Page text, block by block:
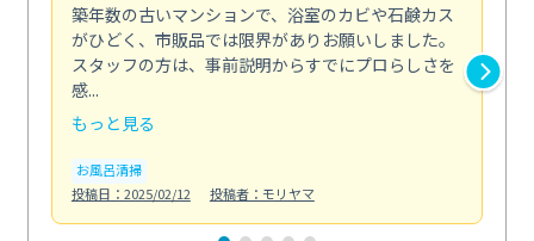
築年数の古いマンションで、浴室のカビや石鹸カス
がひどく、市販品では限界がありお願いしました。
スタッフの方は、事前説明からすでにプロらしさを
感...
もっと見る
お風呂清掃
投稿日：2025/02/12
投稿者：モリヤマ